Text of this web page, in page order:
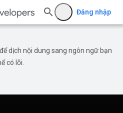
Đăng nhập
dịch nội dung sang ngôn ngữ bạn
có lỗi.